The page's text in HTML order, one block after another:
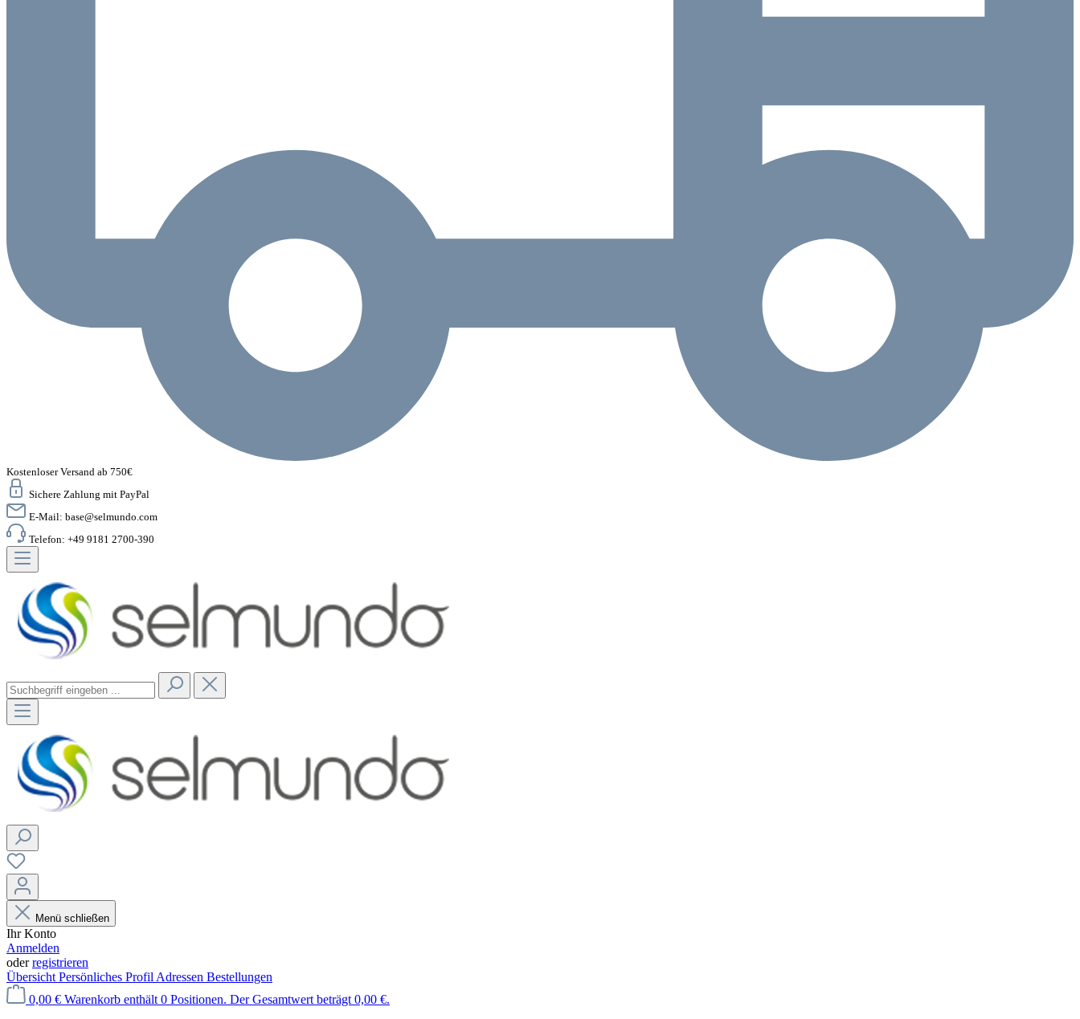
Kostenloser Versand ab 750€
Sichere Zahlung mit PayPal
E-Mail: base@selmundo.com
Telefon: +49 9181 2700-390
Menü schließen
Ihr Konto
Anmelden
oderregistrieren
Übersicht Persönliches Profil Adressen Bestellungen
0,00 € Warenkorb enthält 0 Positionen. Der Gesamtwert beträgt 0,00 €.